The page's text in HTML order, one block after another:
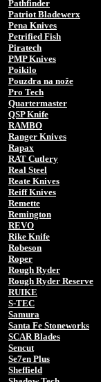
Pathfinder
Patriot Bladewerx
Pena Knives
Petrified Fish
Piratech
PMP Knives
Poikilo
Pouzdra na nože
Pro Tech
Quartermaster
QSP Knife
RAMBO
Ranger Knives
Rapax
RAT Cutlery
Real Steel
Reate Knives
Reiff Knives
Remette
Remington
REVO
Rike Knife
Robeson
Roper
Rough Ryder
Rough Ryder Reserve
RUIKE
S-TEC
Samura
Santa Fe Stoneworks
SCAR Blades
Sencut
Se7en Plus
Sheffield